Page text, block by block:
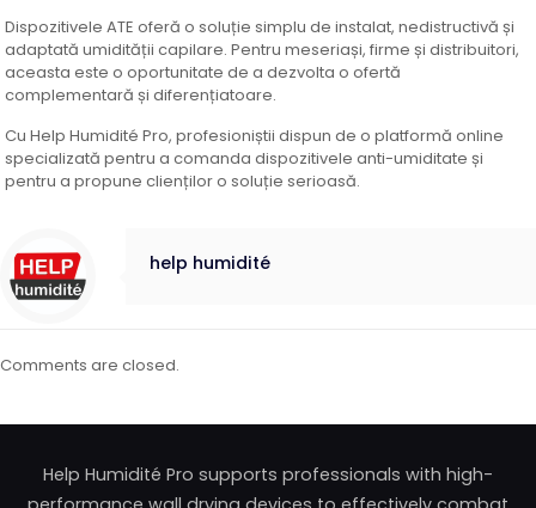
Dispozitivele ATE oferă o soluție simplu de instalat, nedistructivă și
adaptată umidității capilare. Pentru meseriași, firme și distribuitori,
aceasta este o oportunitate de a dezvolta o ofertă
complementară și diferențiatoare.
Cu Help Humidité Pro, profesioniștii dispun de o platformă online
specializată pentru a comanda dispozitivele anti-umiditate și
pentru a propune clienților o soluție serioasă.
help humidité
Comments are closed.
Help Humidité Pro supports professionals with high-